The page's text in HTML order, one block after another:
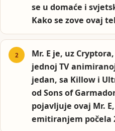
se u domaće i
Kako se zove ovaj
Mr. E je, uz
jednoj TV
jedan, sa Killow i
od Sons of
pojavljuje ovaj Mr.
emitiranjem počela